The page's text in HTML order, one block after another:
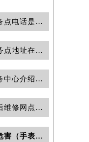
泰格豪雅手表售后服务点电话是多少？
泰格豪雅手表售后服务点地址在哪里？
泰格豪雅维修保养服务中心介绍 | 泰格豪雅
绍兴泰格豪雅官方售后维修网点查询预约保养服务权威公示（2026年7月最新）
泰格豪雅手表进灰的危害（手表进灰的影响）